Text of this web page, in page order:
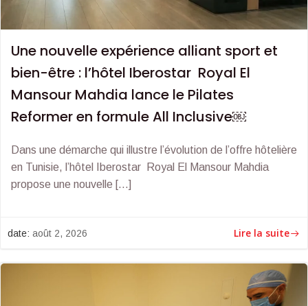
Une nouvelle expérience alliant sport et
bien-être : l’hôtel Iberostar Royal El
Mansour Mahdia lance le Pilates
Reformer en formule All Inclusive￼
Dans une démarche qui illustre l’évolution de l’offre hôtelière
en Tunisie, l’hôtel Iberostar Royal El Mansour Mahdia
propose une nouvelle […]
date: août 2, 2026 Lire la suite